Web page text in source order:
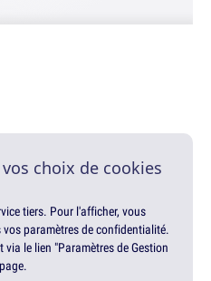
choix de cookies
tiers. Pour l'afficher, vous
paramètres de confidentialité.
le lien "Paramètres de Gestion